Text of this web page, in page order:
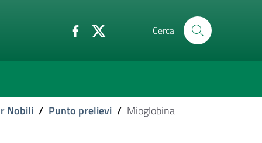
Cerca
Nobili / Punto prelievi / Mioglobina